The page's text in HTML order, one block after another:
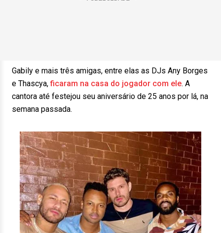
Gabily e mais três amigas, entre elas as DJs Any Borges
e Thascya,ficaram na casa do jogador com ele. A
cantora até festejou seu aniversário de 25 anos por lá, na
semana passada.